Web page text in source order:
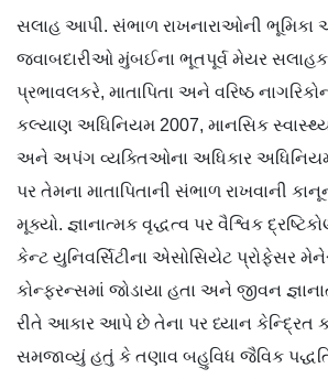
સલાહ આપી. સંભાળ રાખનારાઓની ભૂમિકા
જવાબદારીઓ મુંબઈના ભૂતપૂર્વ મેયર
પ્રભાવલકરે, માતાપિતા અને વરિષ્ઠ
કલ્યાણ અધિનિયમ 2007, માનસિક
અને અપંગ વ્યક્તિઓના અધિકાર
પર તેમના માતાપિતાની સંભાળ રાખવાની
મૂક્યો. જ્ઞાનાત્મક વૃદ્ધત્વ પર વૈશ્વિક
કેન્ટ યુનિવર્સિટીના એસોસિયેટ પ્રોફેસર
કોન્ફરન્સમાં જોડાયા હતા અને જીવન
રીતે આકાર આપે છે તેના પર ધ્યાન કેન્દ્રિત
સમજાવ્યું હતું કે તણાવ બહુવિધ જૈવિક